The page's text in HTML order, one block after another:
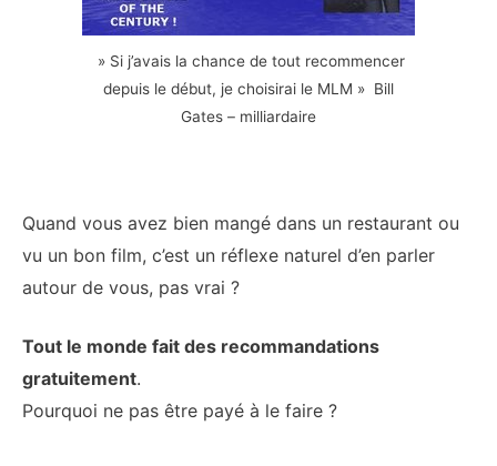
» Si j’avais la chance de tout recommencer
depuis le début, je choisirai le MLM » Bill
Gates – milliardaire
Quand vous avez bien mangé dans un restaurant ou
vu un bon film, c’est un réflexe naturel d’en parler
autour de vous, pas vrai ?
Tout le monde fait des recommandations
gratuitement.
Pourquoi ne pas être payé à le faire ?